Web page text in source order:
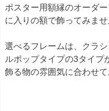
ポスター用額縁のオーダ
に入りの額で飾ってみませ
選べるフレームは、クラ
ルポップタイプの3タイプ
飾る物の雰囲気に合わせて